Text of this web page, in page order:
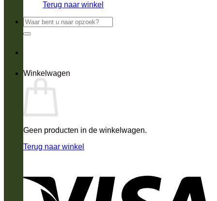
Terug naar winkel
Zoeken
naar:
Winkelwagen
Geen producten in de winkelwagen.
Terug naar winkel